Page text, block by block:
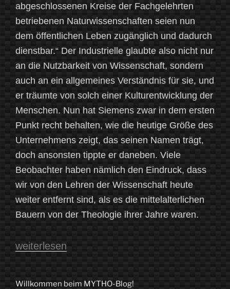
abgeschlossenen Kreise der Fachgelehrten
betriebenen Naturwissenschaften seien nun
dem öffentlichen Leben zugänglich und dadurch
dienstbar.“ Der Industrielle glaubte also nicht nur
an die Nutzbarkeit von Wissenschaft, sondern
auch an ein allgemeines Verständnis für sie, und
er träumte von solch einer Kulturentwicklung der
Menschen. Nun hat Siemens zwar in dem ersten
Punkt recht behalten, wie die heutige Größe des
Unternehmens zeigt, das seinen Namen trägt,
doch ansonsten tippte er daneben. Viele
Beobachter haben nämlich den Eindruck, dass
wir von den Lehren der Wissenschaft heute
weiter entfernt sind, als es die mittelalterlichen
Bauern von der Theologie ihrer Jahre waren.
„Vom
des
weiterlesen
Willkommen beim MYTHO-Blog!